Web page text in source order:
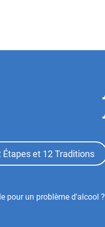
Étapes et 12 Traditions
pour un problème d'alcool ?